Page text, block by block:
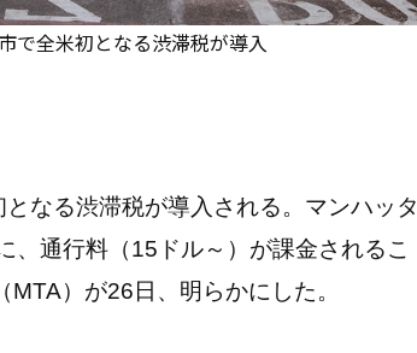
で全米初となる渋滞税が導入
となる渋滞税が導入される。マンハッタ
、通行料（15 ドル～）が課金されるこ
MTA）が26日、明らかにした。